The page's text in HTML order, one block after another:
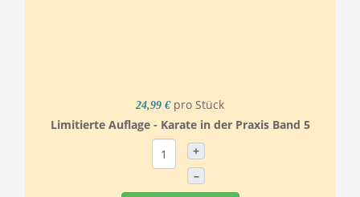
24,99 € pro Stück
Limitierte Auflage - Karate in der Praxis Band 5
+
–